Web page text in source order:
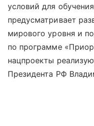
условий для
предусматривает
мирового уровня и
по программе
нацпроекты
Президента РФ